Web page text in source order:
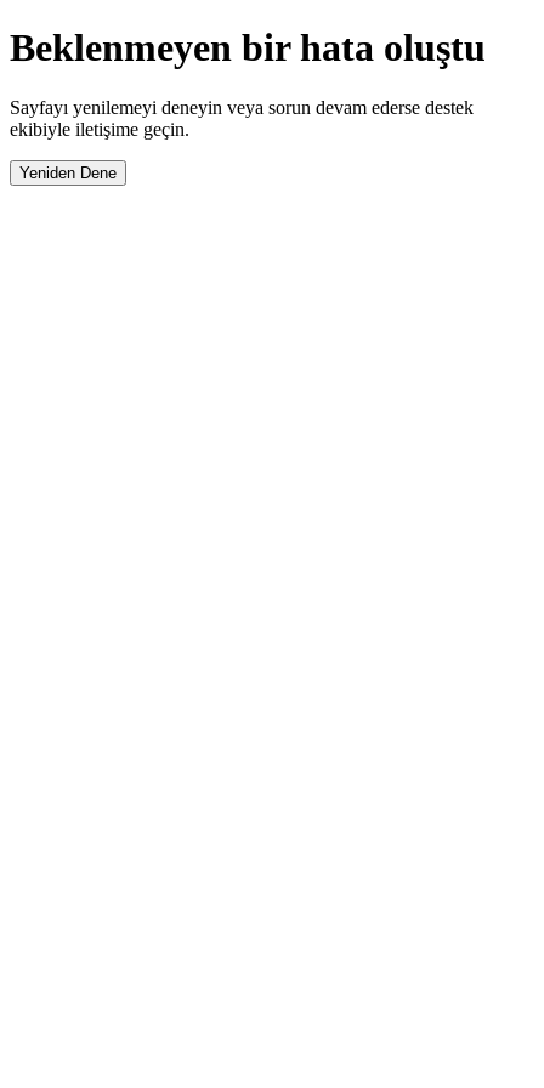
Beklenmeyen bir hata oluştu
Sayfayı yenilemeyi deneyin veya sorun devam ederse destek
ekibiyle iletişime geçin.
Yeniden Dene